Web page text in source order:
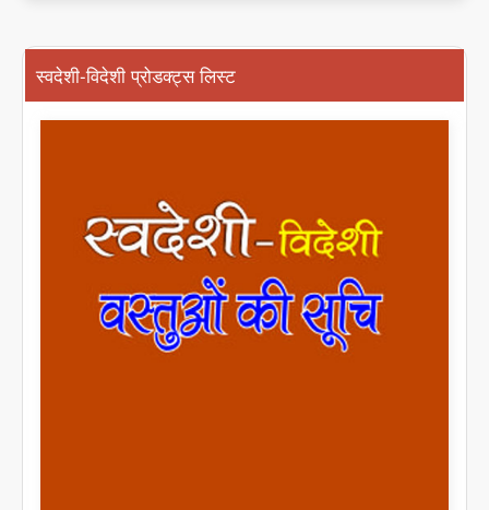
स्वदेशी-विदेशी प्रोडक्ट्स लिस्ट